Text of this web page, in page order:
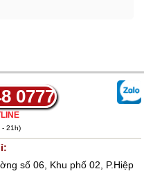
0777
- 21h)
số 06, Khu phố 02, P.Hiệp